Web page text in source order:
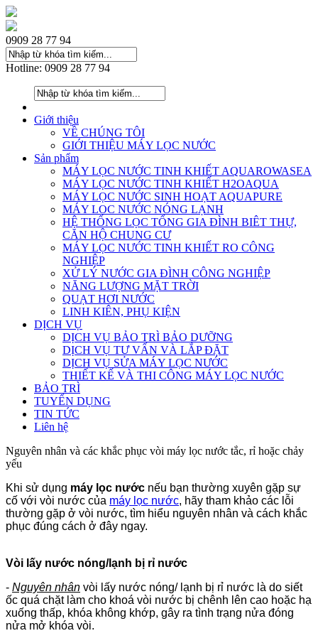
0909 28 77 94
Hotline: 0909 28 77 94
Giới thiệu
VỀ CHÚNG TÔI
GIỚI THIỆU MÁY LỌC NƯỚC
Sản phẩm
MÁY LỌC NƯỚC TINH KHIẾT AQUAROWASEA
MÁY LỌC NƯỚC TINH KHIẾT H2OAQUA
MÁY LỌC NƯỚC SINH HOẠT AQUAPURE
MÁY LOC NƯỚC NÓNG LẠNH
HỆ THỐNG LỌC TỔNG GIA ĐÌNH BIÊT THỰ,
CĂN HỘ CHUNG CƯ
MÁY LỌC NƯỚC TINH KHIẾT RO CÔNG
NGHIỆP
XỬ LÝ NƯỚC GIA ĐÌNH CÔNG NGHIỆP
NĂNG LƯỢNG MẶT TRỜI
QUẠT HƠI NƯỚC
LINH KIÊN, PHỤ KIỆN
DỊCH VỤ
DỊCH VỤ BẢO TRÌ BẢO DƯỠNG
DỊCH VỤ TƯ VẤN VÀ LẮP ĐẶT
DỊCH VỤ SỬA MÁY LỌC NƯỚC
THIẾT KẾ VÀ THI CÔNG MÁY LỌC NƯỚC
BẢO TRÌ
TUYỂN DỤNG
TIN TỨC
Liên hệ
Nguyên nhân và các khắc phục vòi máy lọc nước tắc, rỉ hoặc chảy
yếu
Khi sử dụng máy lọc nước nếu bạn thường xuyên gặp sự
cố với vòi nước của máy lọc nước, hãy tham khảo các lỗi
thường gặp ở vòi nước, tìm hiểu nguyên nhân và cách khắc
phục đúng cách ở đây ngay.
Vòi lấy nước nóng/lạnh bị rỉ nước
- Nguyên nhân vòi lấy nước nóng/ lạnh bị rỉ nước là do siết
ốc quá chặt làm cho khoá vòi nước bị chênh lên cao hoặc hạ
xuống thấp, khóa không khớp, gây ra tình trạng nửa đóng
nửa mở khóa vòi.